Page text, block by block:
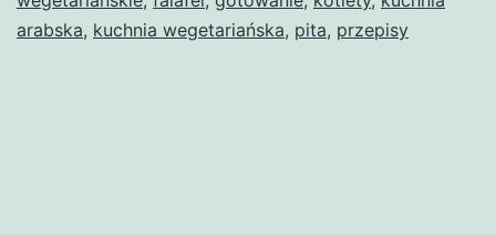
arabska, kuchnia wegetariańska, pita, przepisy